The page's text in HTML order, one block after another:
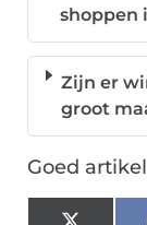
shoppen
Zijn er
groot
Goed